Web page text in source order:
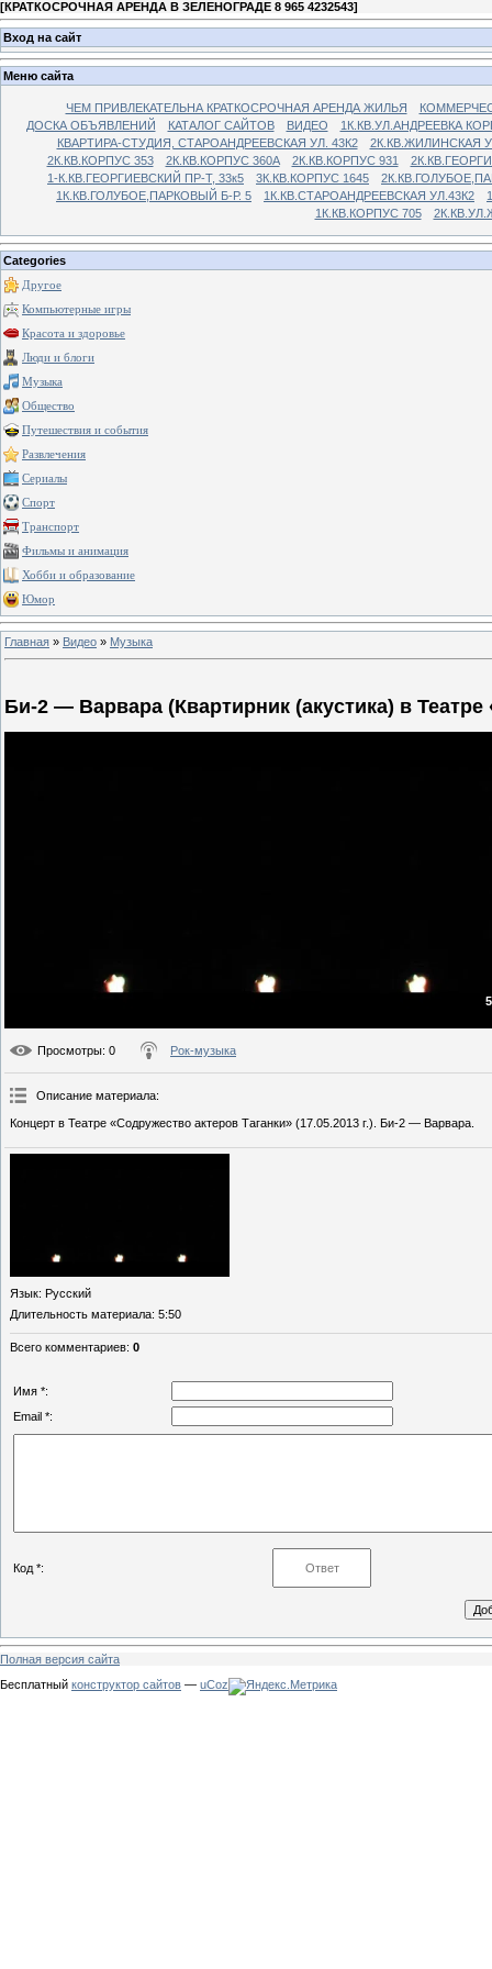
[КРАТКОСРОЧНАЯ АРЕНДА В ЗЕЛЕНОГРАДЕ 8 965 4232543]
Вход на сайт
Меню сайта
ЧЕМ ПРИВЛЕКАТЕЛЬНА КРАТКОСРОЧНАЯ АРЕНДА ЖИЛЬЯ
ДОСКА ОБЪЯВЛЕНИЙ
КАТАЛОГ САЙТОВ ВИДЕО
1К.КВ.УЛ.АНДРЕЕВКА
КВАРТИРА-СТУДИЯ, СТАРОАНДРЕЕВСКАЯ УЛ. 43К2
2К.КВ.ЖИЛИНСКАЯ
2К.КВ.КОРПУС 353
2К.КВ.КОРПУС 360А 2К.КВ.КОРПУС 931
1-К.КВ.ГЕОРГИЕВСКИЙ ПР-Т, 33к5
3К.КВ.КОРПУС 1645
1К.КВ.ГОЛУБОЕ,ПАРКОВЫЙ Б-Р. 5
1К.КВ.СТАРОАНДРЕЕВСКАЯ УЛ.43К2
1К.КВ.КОРПУС 705
Categories
Другое
Компьютерные игры
Красота и здоровье
Люди и блоги
Музыка
Общество
Путешествия и события
Развлечения
Сериалы
Спорт
Транспорт
Фильмы и анимация
Хобби и образование
Юмор
Главная » Видео » Музыка
Би-2 — Варвара (Квартирник (акустика) в Театре
Просмотры: 0 Рок-музыка
Описание материала:
Концерт в Театре «Содружество актеров Таганки» (17.05.2013 г.). Би-2 — Варвара.
Язык: Русский
Длительность материала: 5:50
Всего комментариев: 0
Имя *:
Email *:
Код *:
Полная версия сайта
Бесплатный конструктор сайтов — uCoz